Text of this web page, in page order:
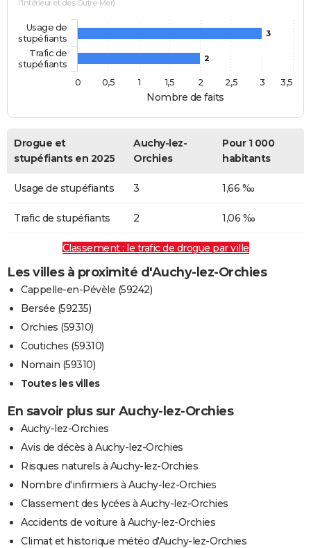
Nombre de faits
l'Intérieur et des Outre-Mer)
3
2
Usage de
stupéfiants
Trafic de
stupéfiants
0
0,5 1 1,5 2 2,5 3 3,5
Drogue et
stupéfiants en 2025
Auchy-lez-
Orchies
Pour 1 000
habitants
Usage de stupéfiants 3 1,66 ‰
Trafic de stupéfiants 2 1,06 ‰
Classement : le trafic de drogue par ville
Les villes à proximité d'Auchy-lez-Orchies
Cappelle-en-Pévèle (59242)
Bersée (59235)
Orchies (59310)
Coutiches (59310)
Nomain (59310)
Toutes les villes
En savoir plus sur Auchy-lez-Orchies
Auchy-lez-Orchies
Avis de décès à Auchy-lez-Orchies
Risques naturels à Auchy-lez-Orchies
Nombre d'infirmiers à Auchy-lez-Orchies
Classement des lycées à Auchy-lez-Orchies
Accidents de voiture à Auchy-lez-Orchies
Climat et historique météo d'Auchy-lez-Orchies